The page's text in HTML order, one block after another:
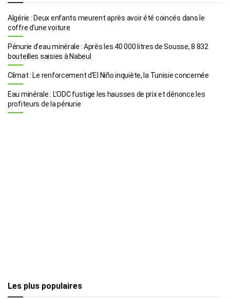
Algérie : Deux enfants meurent après avoir été coincés dans le
coffre d’une voiture
Pénurie d’eau minérale : Après les 40 000 litres de Sousse, 8 832
bouteilles saisies à Nabeul
Climat : Le renforcement d’El Niño inquiète, la Tunisie concernée
Eau minérale : L’ODC fustige les hausses de prix et dénonce les
profiteurs de la pénurie
Les plus populaires